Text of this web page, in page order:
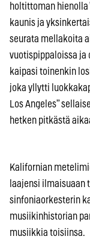
holtittoman hienolla
kaunis ja
seurata mellakoita
vuotispippaloissa ja
kaipasi toinenkin
joka yllytti
Los Angeles”
hetken pitkästä
Kalifornian
laajensi
sinfoniaorkesterin
musiikinhistorian
musiikkia toisiinsa.